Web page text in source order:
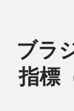
ブラ
指標